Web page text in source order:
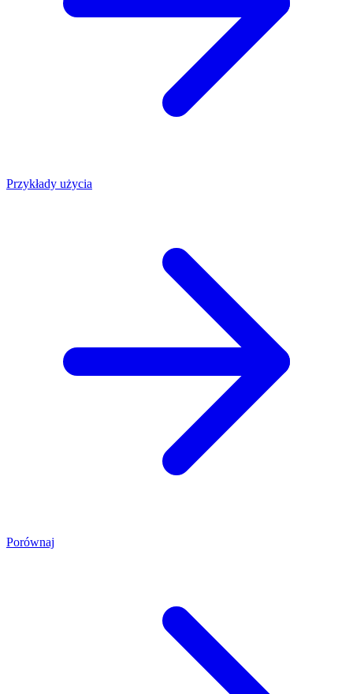
Przykłady użycia
Porównaj